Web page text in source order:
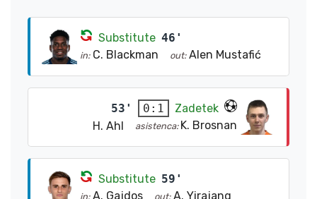
Substitute 46'
in: C. Blackman out: Alen Mustafić
53' 0:1
Zadetek
H. Ahl
asistenca: K. Brosnan
Substitute 59'
in: A. Gajdos out: A. Yirajang